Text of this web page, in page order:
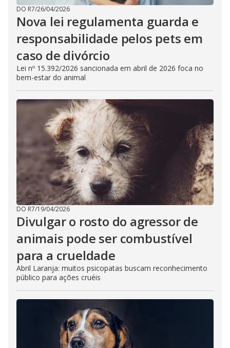
DO R7/26/04/2026
Nova lei regulamenta guarda e
responsabilidade pelos pets em
caso de divórcio
Lei nº 15.392/2026 sancionada em abril de 2026 foca no
bem-estar do animal
DO R7/19/04/2026
Divulgar o rosto do agressor de
animais pode ser combustível
para a crueldade
Abril Laranja: muitos psicopatas buscam reconhecimento
público para ações cruéis